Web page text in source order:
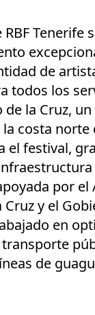
RBF Tenerife
de
todos los
la Cruz,
costa norte
el festival,
por
Cruz y el
en
de